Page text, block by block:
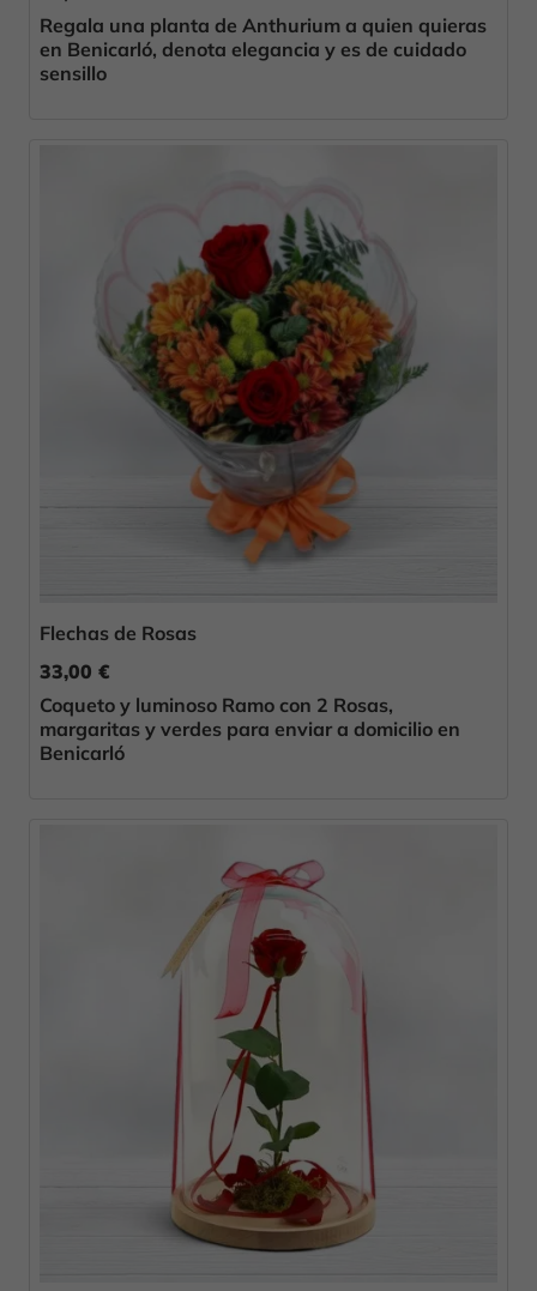
Regala una planta de Anthurium a quien quieras
en Benicarló, denota elegancia y es de cuidado
sensillo
Flechas de Rosas
33,00 €
Coqueto y luminoso Ramo con 2 Rosas,
margaritas y verdes para enviar a domicilio en
Benicarló